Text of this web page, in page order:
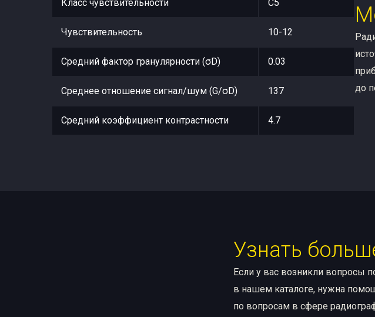
Класс чувствительности С5
Чувствительность 10-12
Средний фактор гранулярности (σD) 0.03
Среднее отношение сигнал/шум (G/σD) 137
Средний коэффициент контрастности 4.7
до
Узнать
Если у вас возникли вопросы
в нашем каталоге, нужна
по вопросам в сфере